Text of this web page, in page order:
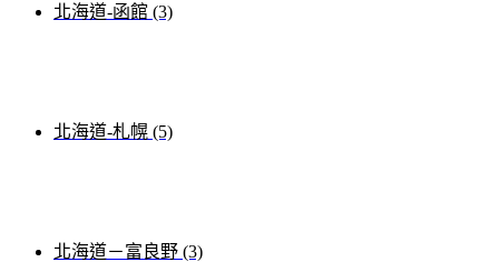
北海道-函館 (3)
北海道-札幌 (5)
北海道－富良野 (3)